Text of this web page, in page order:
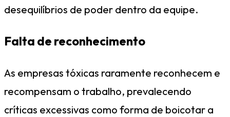
desequilíbrios de poder dentro da equipe.
Falta de reconhecimento
As empresas tóxicas raramente reconhecem e
recompensam o trabalho, prevalecendo
críticas excessivas como forma de boicotar a